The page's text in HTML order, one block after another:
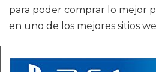
para poder comprar lo mejor
en uno de los mejores sitios